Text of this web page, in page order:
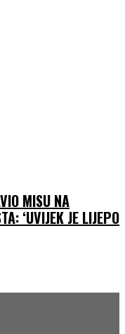
MISU NA
‘UVIJEK JE LIJEPO